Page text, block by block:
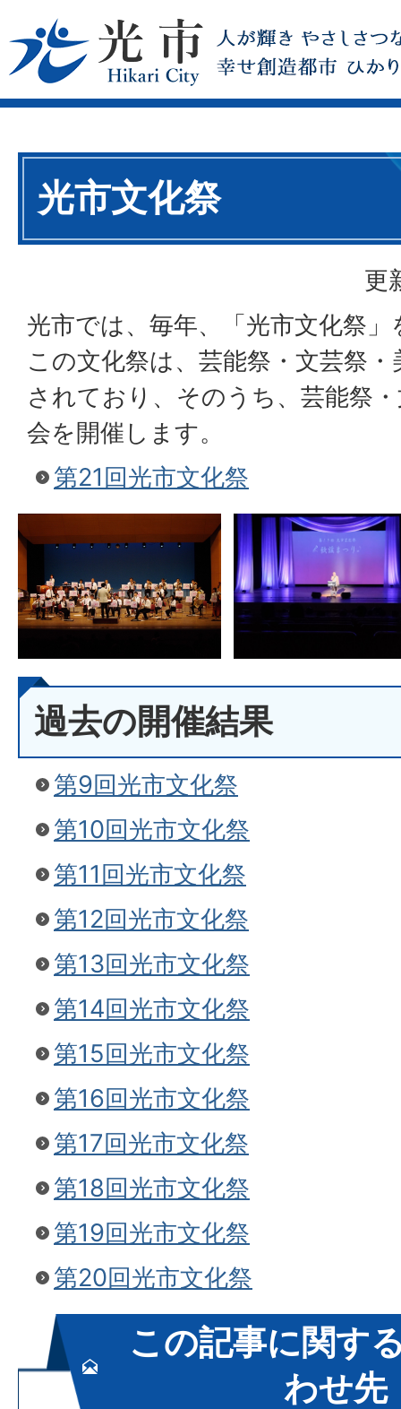
光市文化祭
更
光市では、毎年、「光市文化祭
この文化祭は、芸能祭・文芸祭
されており、そのうち、芸能祭
会を開催します。
第21回光市文化祭
過去の開催結果
第9回光市文化祭
第10回光市文化祭
第11回光市文化祭
第12回光市文化祭
第13回光市文化祭
第14回光市文化祭
第15回光市文化祭
第16回光市文化祭
第17回光市文化祭
第18回光市文化祭
第19回光市文化祭
第20回光市文化祭
この記事に関す
わせ先